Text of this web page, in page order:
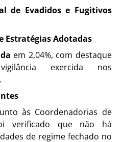
de Evadidos e Fugitivos
Estratégias Adotadas
em 2,04%, com destaque
exercida nos
às Coordenadorias de
verificado que não há
de regime fechado no